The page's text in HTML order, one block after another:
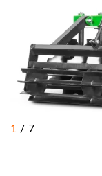
1 / 7